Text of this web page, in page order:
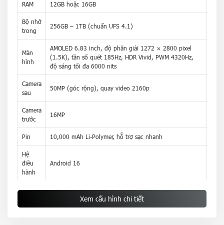
RAM 12GB hoặc 16GB
Bộ nhớ
trong
256GB – 1TB (chuẩn UFS 4.1)
Màn
hình
AMOLED 6.83 inch, độ phân giải 1272 × 2800 pixel
(1.5K), tần số quét 185Hz, HDR Vivid, PWM 4320Hz,
độ sáng tối đa 6000 nits
Camera
sau
50MP (góc rộng), quay video 2160p
Camera
trước
16MP
Pin 10,000 mAh Li-Polymer, hỗ trợ sạc nhanh
Hệ
điều
hành
Android 16
Kích
163.1 × 76.6 × 8.3 mm
Xem cấu hình chi tiết